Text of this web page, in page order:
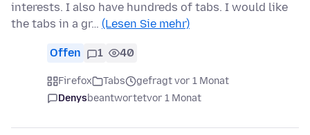
interests. I also have hundreds of tabs. I would like
the tabs in a gr… (Lesen Sie mehr)
Offen 1 40
Firefox Tabs
gefragt vor 1 Monat
Denysbeantwortetvor 1 Monat